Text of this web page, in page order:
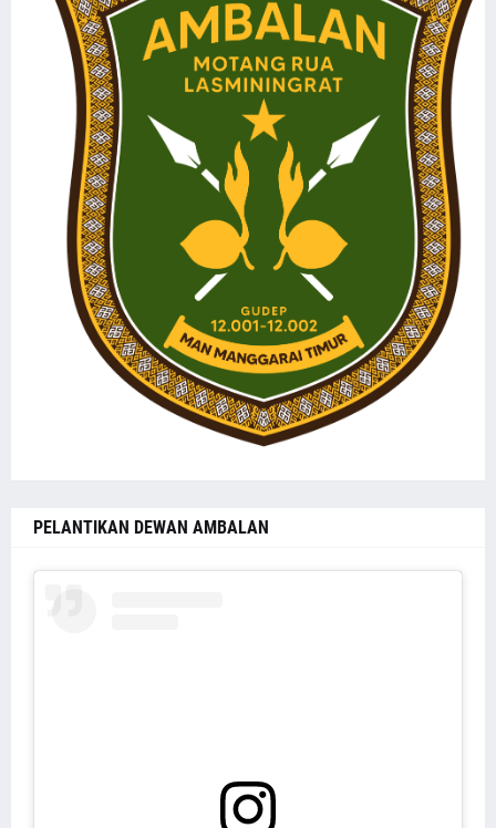
PELANTIKAN DEWAN AMBALAN